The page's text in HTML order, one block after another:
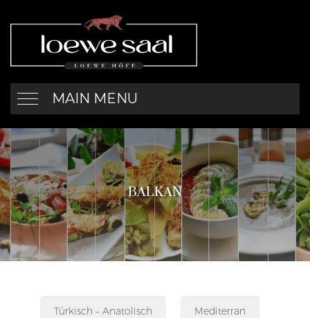
MAIN MENU
BALKAN
Türkisch – Anatolisch Mediterran